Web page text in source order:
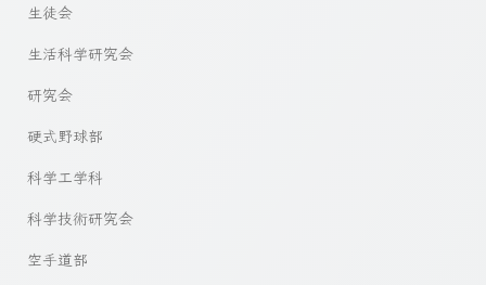
生徒会
生活科学研究会
研究会
硬式野球部
科学工学科
科学技術研究会
空手道部